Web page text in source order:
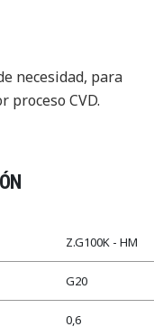
necesidad, para
proceso CVD.
Z.G100K - HM
G20
0,6